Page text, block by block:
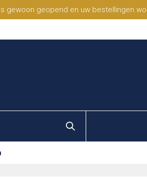
gewoon geopend en uw bestellingen